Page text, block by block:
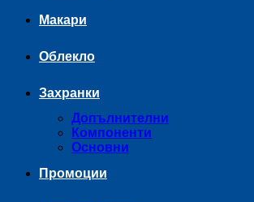
Макари
Облекло
Захранки
Допълнителни
Компоненти
Основни
Промоции